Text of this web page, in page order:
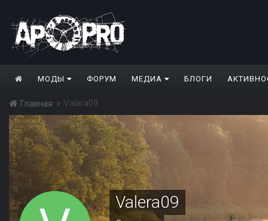
МОДЫ ФОРУМ МЕДИА БЛОГИ
Главная Valera09
Valera09